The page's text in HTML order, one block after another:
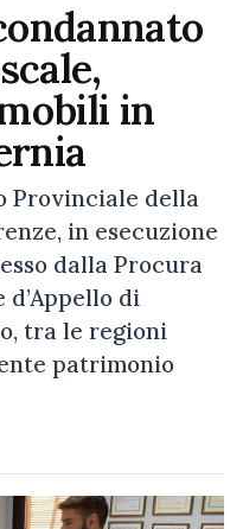
in
Provinciale della
in esecuzione
dalla Procura
di
tra le regioni
patrimonio